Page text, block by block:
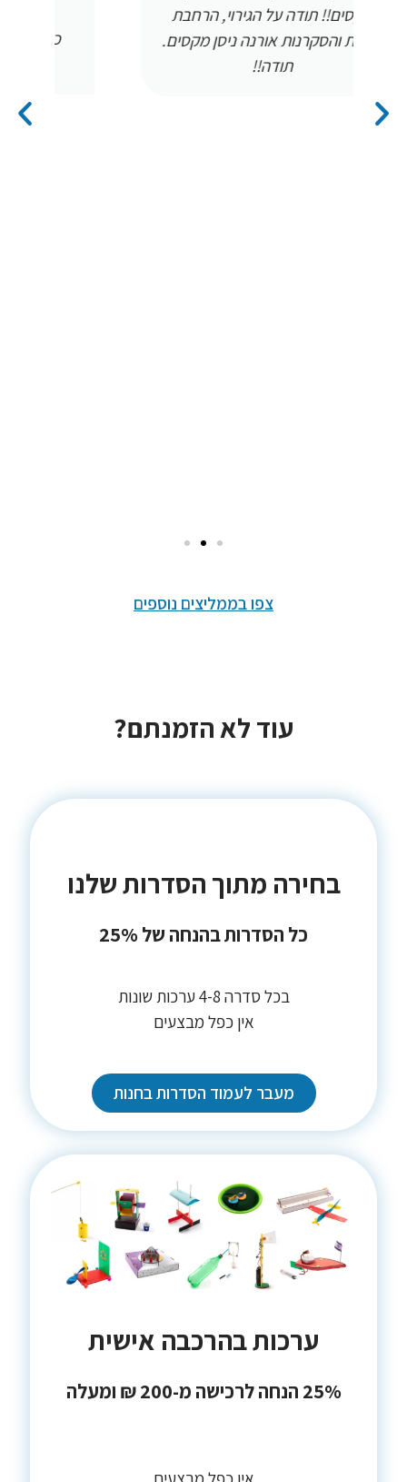
היה מעלף הילדים מאד נהנו
כשנעשה את שווי המשקל אדווח
צפו בממליצים נוספים
עוד לא הזמנתם?
בחירה מתוך הסדרות שלנו
כל הסדרות בהנחה של 25%
בכל סדרה 4-8 ערכות שונות
אין כפל מבצעים
מעבר לעמוד הסדרות בחנות
ערכות בהרכבה אישית
25% הנחה לרכישה מ-200 ₪ ומעלה